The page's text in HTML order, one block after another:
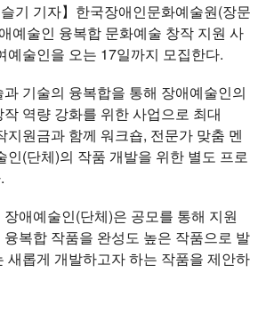
슬기 기자】한국장애인문화예술원(장문
예술인 융복합 문화예술 창작 지원 사
예술인을 오는 17일까지 모집한다.
기술의 융복합을 통해 장애예술인의
역량 강화를 위한 사업으로 최대
지원금과 함께 워크숍, 전문가 맞춤 멘
인(단체)의 작품 개발을 위한 별도 프로
애예술인(단체)은 공모를 통해 지원
복합 작품을 완성도 높은 작품으로 발
새롭게 개발하고자 하는 작품을 제안하